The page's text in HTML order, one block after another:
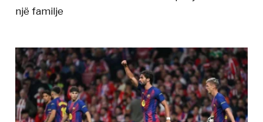
një familje